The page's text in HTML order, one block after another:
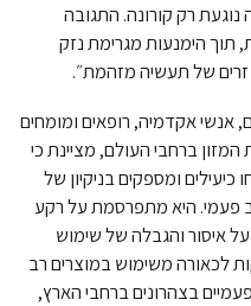
נוגעת רק קורונה. התגובה
תוך הימנעות מגרימת נזק
זרים של תעשיה מזהמת״.
אקדמיה, רופאים ומומחים
המזון ברחבי העולם, מציינת כי
כיעילים ומספקים בניקיון של
פעמי. היא מתפרסמת על רקע
איסור והגבלה של שימוש
משימוש במוצרים רב
בצהרונים ברחבי הארץ,